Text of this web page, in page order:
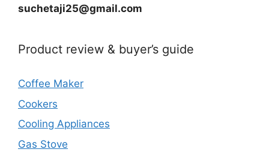
suchetaji25@gmail.com
Product review & buyer’s guide
Coffee Maker
Cookers
Cooling Appliances
Gas Stove